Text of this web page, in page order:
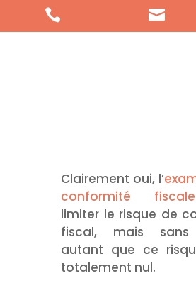
 
Clairement oui, l’
conformité fiscale
limiter le risque de
fiscal, mais
autant que ce
totalement nul.